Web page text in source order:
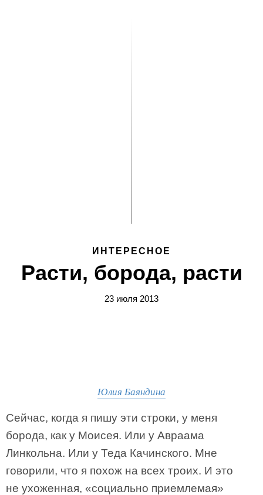
ИНТЕРЕСНОЕ
Расти, борода, расти
23 июля 2013
Юлия Баяндина
Сейчас, когда я пишу эти строки, у меня
борода, как у Моисея. Или у Авраама
Линкольна. Или у Теда Качинского. Мне
говорили, что я похож на всех троих. И это
не ухоженная, «социально приемлемая»